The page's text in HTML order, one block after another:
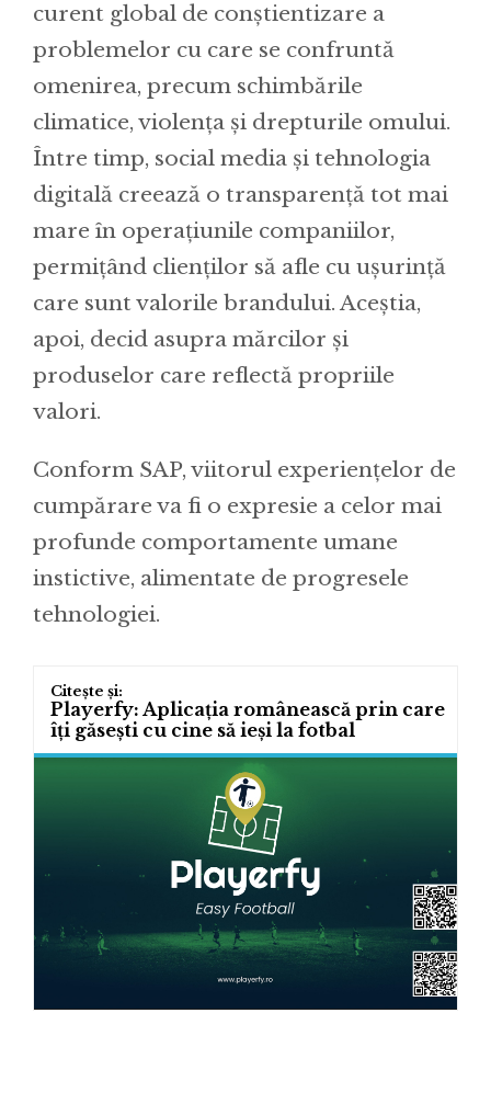
curent global de conștientizare a
problemelor cu care se confruntă
omenirea, precum schimbările
climatice, violența și drepturile omului.
Între timp, social media și tehnologia
digitală creează o transparență tot mai
mare în operațiunile companiilor,
permițând clienților să afle cu ușurință
care sunt valorile brandului. Aceștia,
apoi, decid asupra mărcilor și
produselor care reflectă propriile
valori.
Conform SAP, viitorul experiențelor de
cumpărare va fi o expresie a celor mai
profunde comportamente umane
instictive, alimentate de progresele
tehnologiei.
Playerfy: Aplicația românească prin care
îți găsești cu cine să ieși la fotbal